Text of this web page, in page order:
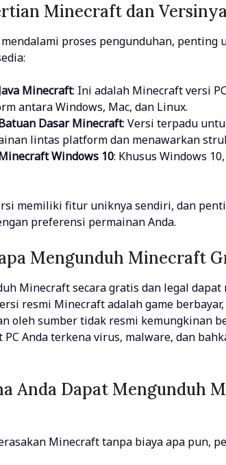
Minecraft dan Versinya
proses pengunduhan,
Minecraft: Ini adalah Minecraft versi
antara Windows, Mac, dan Linux.
Dasar Minecraft: Versi terpadu
lintas platform dan menawarkan
Windows 10: Khusus Windows
memiliki fitur uniknya sendiri, dan
preferensi permainan Anda.
Mengunduh Minecraft
Minecraft secara gratis dan legal
resmi Minecraft adalah game
oleh sumber tidak resmi kemungkinan
PC Anda terkena virus, malware, dan
Anda Dapat Mengunduh
Minecraft tanpa biaya apa pun,